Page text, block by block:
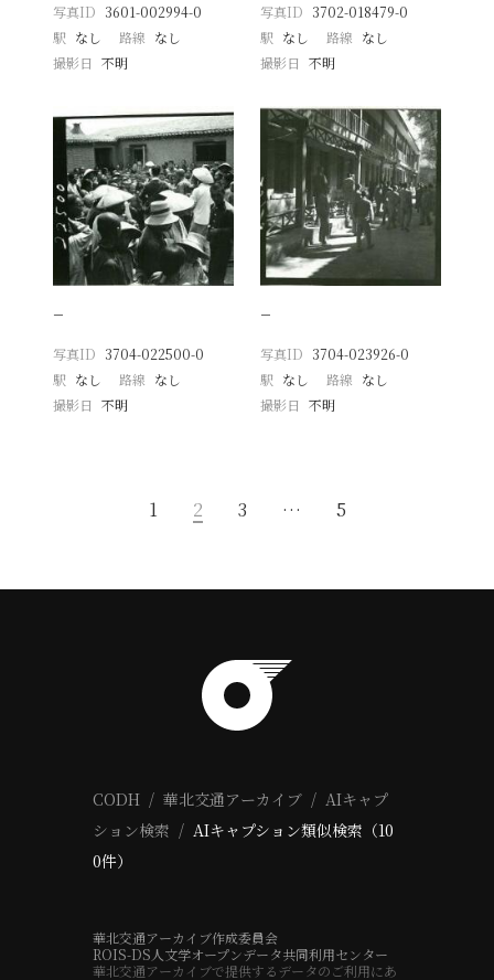
写真ID 3601-002994-0
駅 なし 路線 なし
撮影日
不明
写真ID 3702-018479-0
駅 なし 路線 なし
撮影日 不明
−
写真ID 3704-022500-0
駅 なし 路線 なし
撮影日
不明
−
写真ID 3704-023926-0
駅 なし 路線 なし
撮影日 不明
1 2 3 … 5
CODH 華北交通アーカイブ
AIキャプ
ション検索
AIキャプション類似検索（10
0件）
華北交通アーカイブ作成委員会
ROIS-DS人文学オープンデータ共同利用センター
華北交通アーカイブで提供するデータのご利用にあ